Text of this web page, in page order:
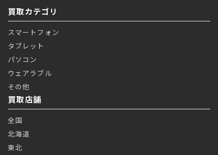
買取カテゴリ
スマートフォン
タブレット
パソコン
ウェアラブル
その他
買取店舗
全国
北海道
東北